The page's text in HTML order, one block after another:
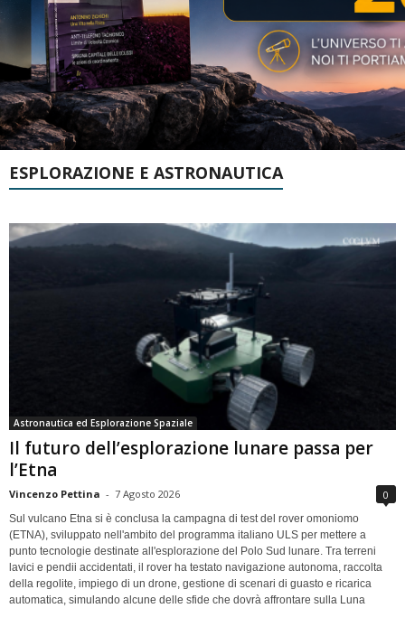
ESPLORAZIONE E ASTRONAUTICA
Astronautica ed Esplorazione Spaziale
Il futuro dell’esplorazione lunare passa per
l’Etna
Vincenzo Pettina - 7 Agosto 2026 0
Sul vulcano Etna si è conclusa la campagna di test del rover omoniomo
(ETNA), sviluppato nell'ambito del programma italiano ULS per mettere a
punto tecnologie destinate all'esplorazione del Polo Sud lunare. Tra terreni
lavici e pendii accidentati, il rover ha testato navigazione autonoma, raccolta
della regolite, impiego di un drone, gestione di scenari di guasto e ricarica
automatica, simulando alcune delle sfide che dovrà affrontare sulla Luna